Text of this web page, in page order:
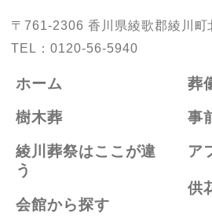
〒761-2306 香川県綾歌郡綾川町
TEL：0120-56-5940
ホーム
樹木葬
綾川葬祭はここが違
う
会館から探す
葬
事
ア
供